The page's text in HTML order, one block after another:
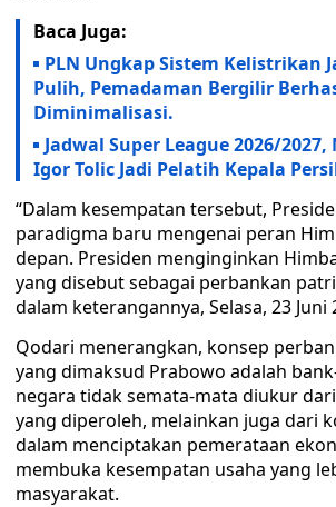
Baca Juga:
PLN Ungkap Sistem Kelistrikan
Pulih, Pemadaman Bergilir
Diminimalisasi.
Jadwal Super League 2026/
Igor Tolic Jadi Pelatih Kepala
“Dalam kesempatan tersebut,
paradigma baru mengenai peran
depan. Presiden menginginkan
yang disebut sebagai perbankan
dalam keterangannya, Selasa, 23
Qodari menerangkan, konsep
yang dimaksud Prabowo adalah
negara tidak semata-mata diukur
yang diperoleh, melainkan juga dari
dalam menciptakan pemerataan
membuka kesempatan usaha yang
masyarakat.